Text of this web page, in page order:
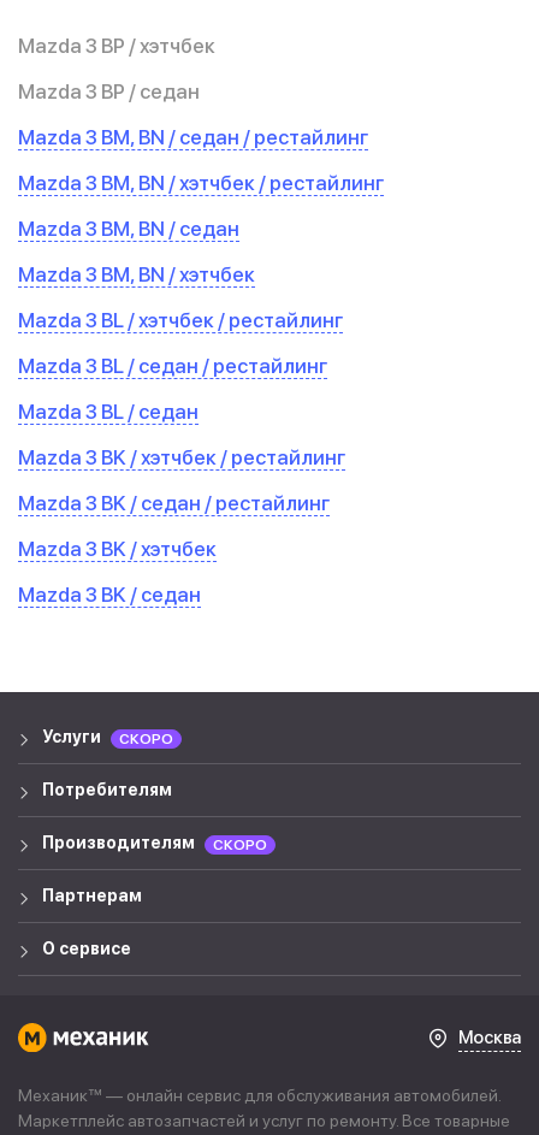
Mazda 3 BP / хэтчбек
Mazda 3 BP / седан
Mazda 3 BM, BN / седан / рестайлинг
Mazda 3 BM, BN / хэтчбек / рестайлинг
Mazda 3 BM, BN / седан
Mazda 3 BM, BN / хэтчбек
Mazda 3 BL / хэтчбек / рестайлинг
Mazda 3 BL / седан / рестайлинг
Mazda 3 BL / седан
Mazda 3 BK / хэтчбек / рестайлинг
Mazda 3 BK / седан / рестайлинг
Mazda 3 BK / хэтчбек
Mazda 3 BK / седан
Услуги СКОРО
Потребителям
Производителям СКОРО
Партнерам
О сервисе
Москва
Механик™ — онлайн сервис для обслуживания автомобилей.
Маркетплейс автозапчастей и услуг по ремонту. Все товарные